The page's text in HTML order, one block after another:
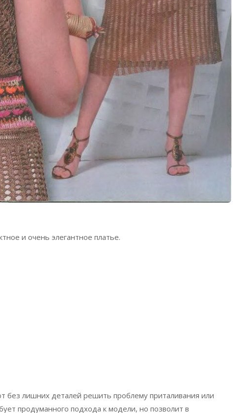
и очень элегантное платье.
без лишних деталей решить проблему приталивания или
продуманного подхода к модели, но позволит в